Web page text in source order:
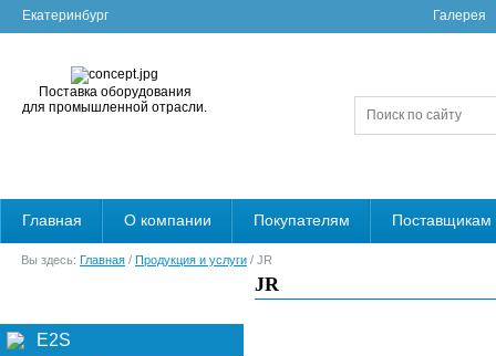
Екатеринбург Галерея
Поставка оборудования
для промышленной отрасли.
Главная О компании Покупателям Поставщикам
Вы здесь: Главная / Продукция и услуги / JR
E2S
JR